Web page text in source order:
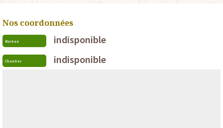
Nos coordonnées
Bureau indisponible
Chantier indisponible